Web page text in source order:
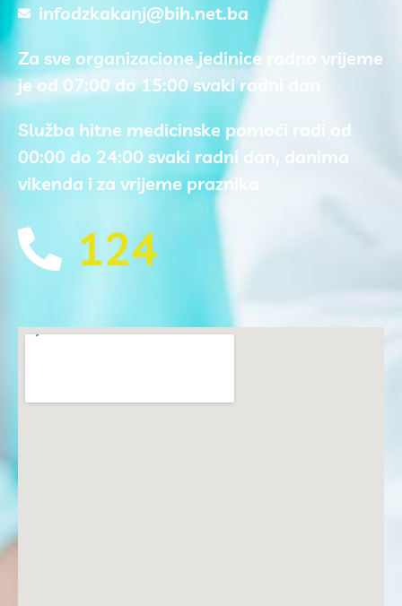
infodzkakanj@bih.net.ba
Za sve organizacione jedinice radno vrijeme
je od 07:00 do 15:00 svaki radni dan
Služba hitne medicinske pomoći radi od
00:00 do 24:00 svaki radni dan, danima
vikenda i za vrijeme praznika
124